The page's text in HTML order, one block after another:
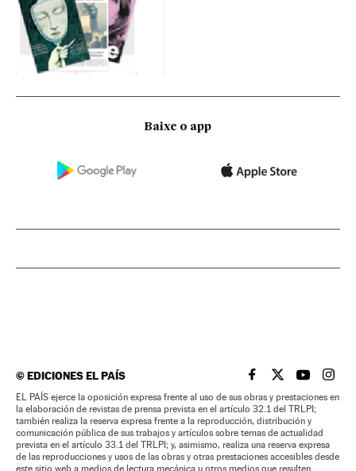
Baixe o app
©EDICIONES EL PAÍS EL PAÍS BRASIL EN
EL PAÍSEL PAÍS
EL
EL PAÍS ejerce la oposición expresa frente al uso de sus obras y prestaciones en
la elaboración de revistas de prensa prevista en el artículo 32.1 del TRLPI;
también realiza la reserva expresa frente a la reproducción, distribución y
comunicación pública de sus trabajos y artículos sobre temas de actualidad
prevista en el artículo 33.1 del TRLPI; y, asimismo, realiza una reserva expresa
de las reproducciones y usos de las obras y otras prestaciones accesibles desde